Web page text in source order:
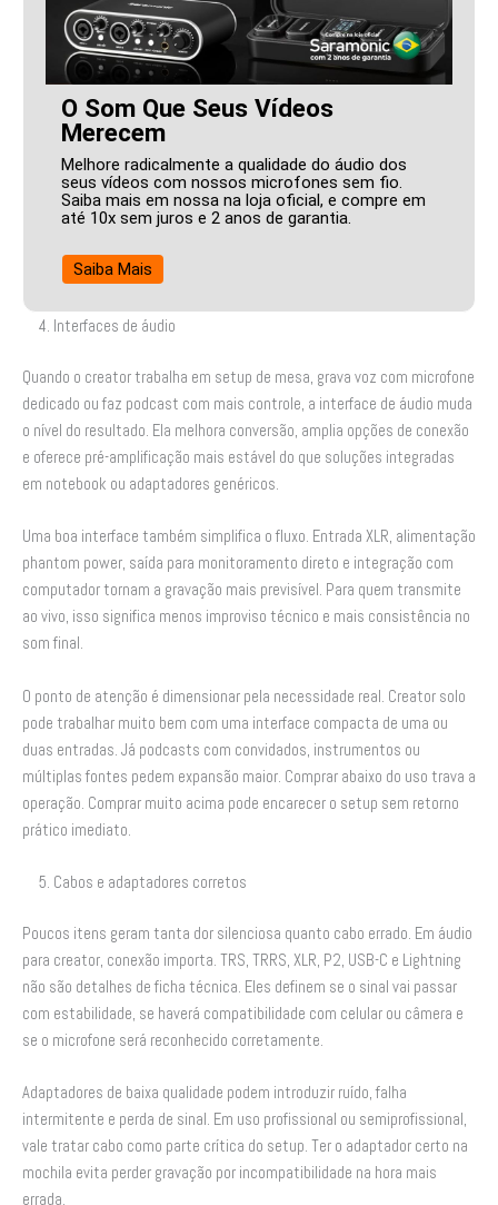
O Som Que Seus Vídeos
Merecem
Melhore radicalmente a qualidade do áudio dos
seus vídeos com nossos microfones sem fio.
Saiba mais em nossa na loja oficial, e compre em
até 10x sem juros e 2 anos de garantia.
Saiba Mais
4. Interfaces de áudio
Quando o creator trabalha em setup de mesa, grava voz com microfone
dedicado ou faz podcast com mais controle, a interface de áudio muda
o nível do resultado. Ela melhora conversão, amplia opções de conexão
e oferece pré-amplificação mais estável do que soluções integradas
em notebook ou adaptadores genéricos.
Uma boa interface também simplifica o fluxo. Entrada XLR, alimentação
phantom power, saída para monitoramento direto e integração com
computador tornam a gravação mais previsível. Para quem transmite
ao vivo, isso significa menos improviso técnico e mais consistência no
som final.
O ponto de atenção é dimensionar pela necessidade real. Creator solo
pode trabalhar muito bem com uma interface compacta de uma ou
duas entradas. Já podcasts com convidados, instrumentos ou
múltiplas fontes pedem expansão maior. Comprar abaixo do uso trava a
operação. Comprar muito acima pode encarecer o setup sem retorno
prático imediato.
5. Cabos e adaptadores corretos
Poucos itens geram tanta dor silenciosa quanto cabo errado. Em áudio
para creator, conexão importa. TRS, TRRS, XLR, P2, USB-C e Lightning
não são detalhes de ficha técnica. Eles definem se o sinal vai passar
com estabilidade, se haverá compatibilidade com celular ou câmera e
se o microfone será reconhecido corretamente.
Adaptadores de baixa qualidade podem introduzir ruído, falha
intermitente e perda de sinal. Em uso profissional ou semiprofissional,
vale tratar cabo como parte crítica do setup. Ter o adaptador certo na
mochila evita perder gravação por incompatibilidade na hora mais
errada.